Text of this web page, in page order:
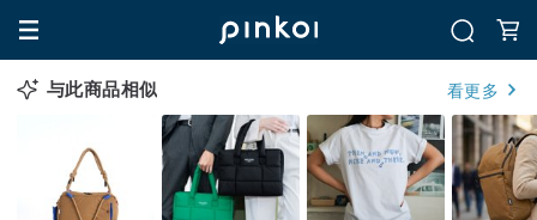
与此商品相似 看更多